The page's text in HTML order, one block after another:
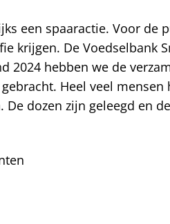
een spaaractie. Voor de
krijgen. De Voedselbank
2024 hebben we de
Heel veel mensen
dozen zijn geleegd en